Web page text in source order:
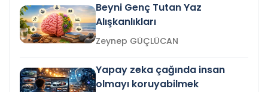
Beyni Genç Tutan Yaz
Alışkanlıkları
Zeynep GÜÇLÜCAN
Yapay zeka çağında insan
olmayı koruyabilmek